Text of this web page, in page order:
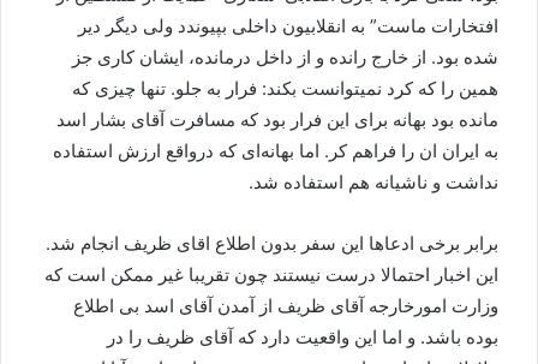
افتخارات ماست” به انقلابیون داخلی بپیوندد ولی دیگر دیر
شده بود. از خارج رانده و از داخل درمانده، ایشان کاری جز
همین را که کرد نمیتوانست بکند: فرار به جلو. تنها چیزی که
مانده بود بهانه برای این فرار بود که مسافرت آقای بشار اسد
به ایران ان را فراهم کر. اما بهانه‌ای که درواقع ارزش استفاده
نداشت و ناشیانه هم استفاده شد.
برابر برخی ادعا‌ها این سفر بدون اطلاع اقای ظریف انجام شد.
این اخبار احتمالا درست نیستند چون تقریبا غیر ممکن است که
وزارت امورخارجه آقای ظریف از آمدن آقای اسد بی اطلاع
بوده باشد. و اما این واقعیت دارد که آقای ظریف را در